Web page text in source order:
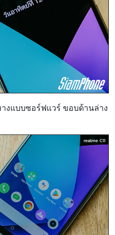
งแบบซอร์ฟแวร์ ขอบด้านล่าง